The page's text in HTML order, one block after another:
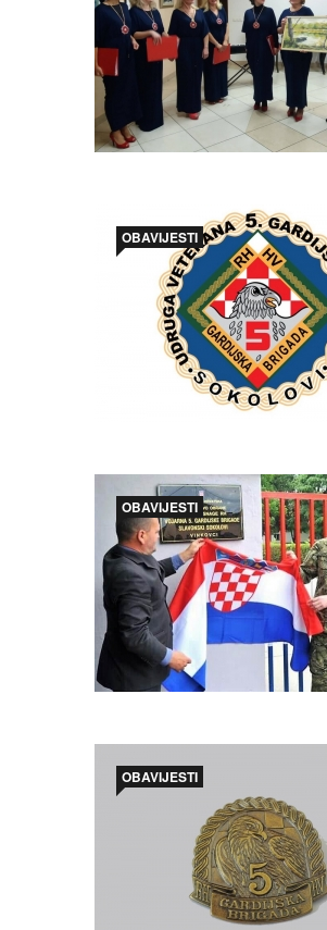
OBAVIJESTI
OBAVIJESTI
OBAVIJESTI